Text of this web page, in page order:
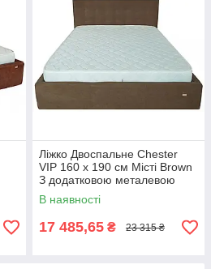
Ліжко Двоспальне Chester
VIP 160 х 190 см Місті Brown
З додатковою металевою
цільнозварною рамою
Коричневий
В наявності
17 485,65 ₴ 23 315 ₴